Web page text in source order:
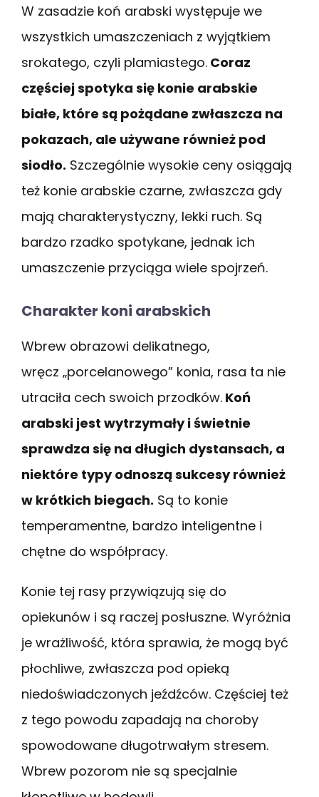
W zasadzie koń arabski występuje we
wszystkich umaszczeniach z wyjątkiem
srokatego, czyli plamiastego. Coraz
częściej spotyka się konie arabskie
białe, które są pożądane zwłaszcza na
pokazach, ale używane również pod
siodło. Szczególnie wysokie ceny osiągają
też konie arabskie czarne, zwłaszcza gdy
mają charakterystyczny, lekki ruch. Są
bardzo rzadko spotykane, jednak ich
umaszczenie przyciąga wiele spojrzeń.
Charakter koni arabskich
Wbrew obrazowi delikatnego,
wręcz „porcelanowego” konia, rasa ta nie
utraciła cech swoich przodków. Koń
arabski jest wytrzymały i świetnie
sprawdza się na długich dystansach, a
niektóre typy odnoszą sukcesy również
w krótkich biegach. Są to konie
temperamentne, bardzo inteligentne i
chętne do współpracy.
Konie tej rasy przywiązują się do
opiekunów i są raczej posłuszne. Wyróżnia
je wrażliwość, która sprawia, że mogą być
płochliwe, zwłaszcza pod opieką
niedoświadczonych jeźdźców. Częściej też
z tego powodu zapadają na choroby
spowodowane długotrwałym stresem.
Wbrew pozorom nie są specjalnie